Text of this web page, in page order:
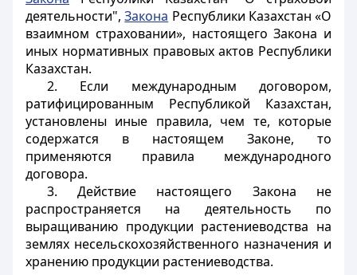
деятельности",Закона Республики Казахстан «О
взаимном страховании», настоящего Закона и
иных нормативных правовых актов Республики
Казахстан.
2. Если международным договором,
ратифицированным Республикой Казахстан,
установлены иные правила, чем те, которые
содержатся в настоящем Законе, то
применяются правила международного
договора.
3. Действие настоящего Закона не
распространяется на деятельность по
выращиванию продукции растениеводства на
землях несельскохозяйственного назначения и
хранению продукции растениеводства.